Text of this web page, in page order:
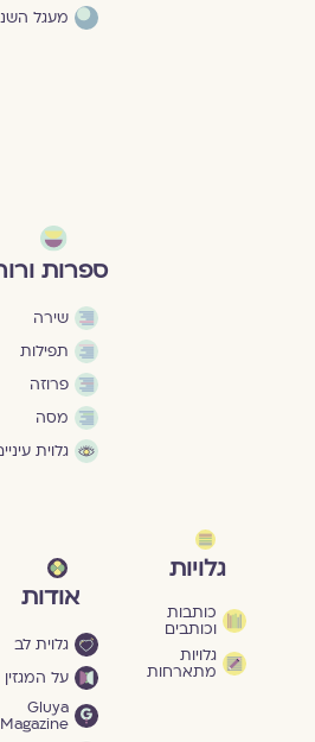
מעגל השנה
ספרות ורוח
שירה
תפילות
פרוזה
מסה
גלוית עיניים
גלויות
כותבות
וכותבים
גלויות
מתארחות
אודות
גלוית לב
על המגזין
Gluya
Magazine